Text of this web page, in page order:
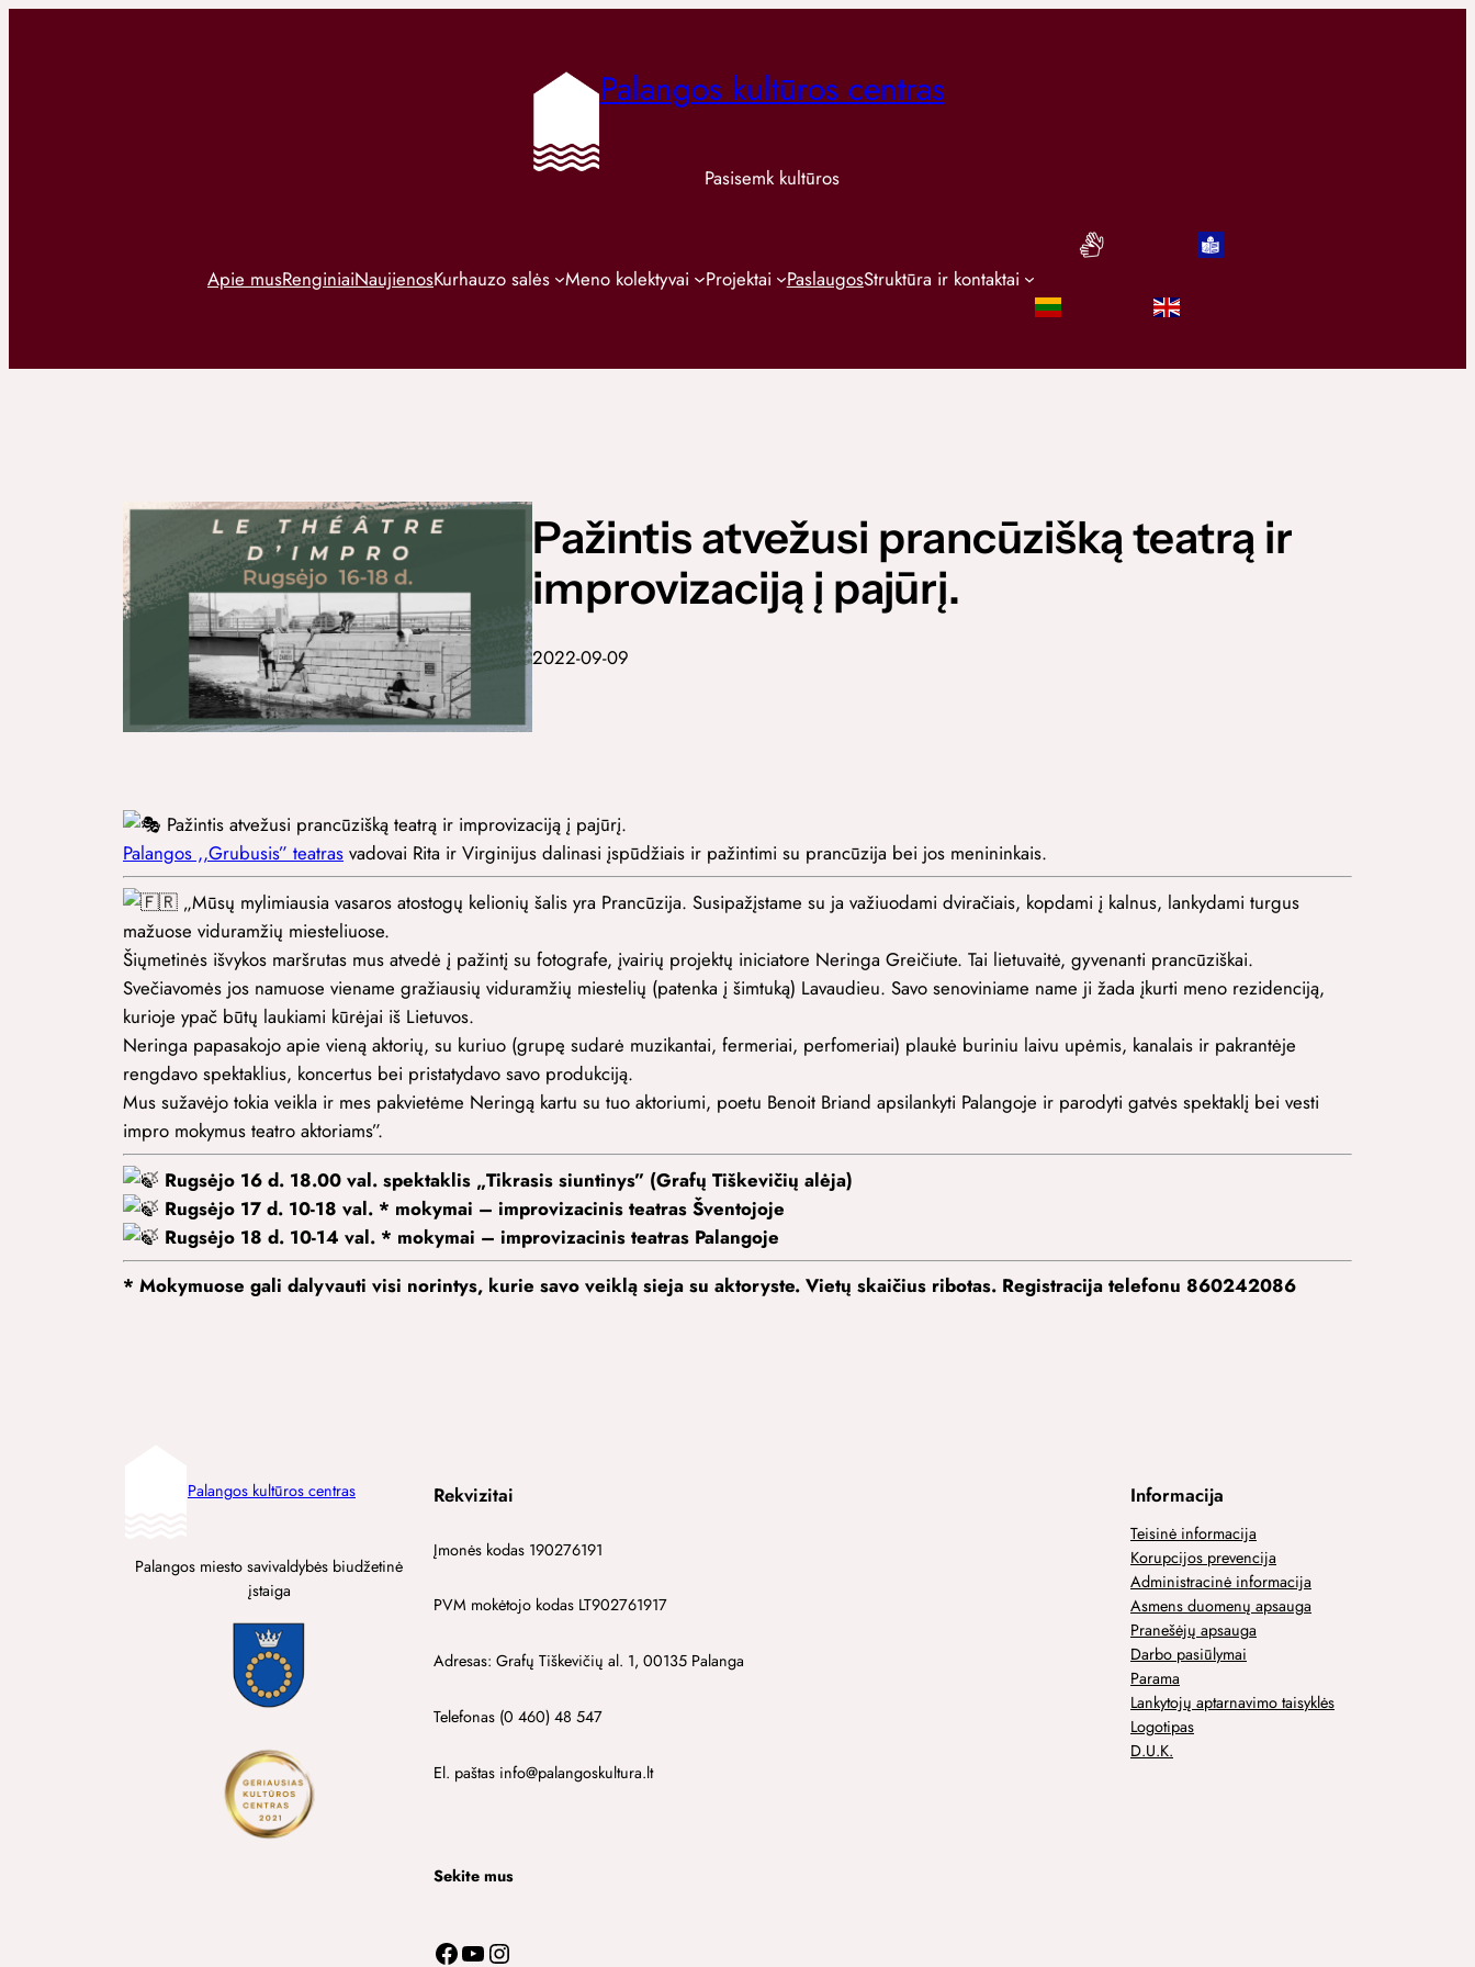
Palangos kultūros centras
Pasisemk kultūros
Apie musRenginiaiNaujienosKurhauzo salės Meno kolektyvai Projektai PaslaugosStruktūra ir kontaktai
Pažintis atvežusi prancūzišką teatrą ir
improvizaciją į pajūrį.
2022-09-09
Pažintis atvežusi prancūzišką teatrą ir improvizaciją į pajūrį.
Palangos ,,Grubusis” teatras vadovai Rita ir Virginijus dalinasi įspūdžiais ir pažintimi su prancūzija bei jos menininkais.
„Mūsų mylimiausia vasaros atostogų kelionių šalis yra Prancūzija. Susipažįstame su ja važiuodami dviračiais, kopdami į kalnus, lankydami turgus
mažuose viduramžių miesteliuose.
Šiųmetinės išvykos maršrutas mus atvedė į pažintį su fotografe, įvairių projektų iniciatore Neringa Greičiute. Tai lietuvaitė, gyvenanti prancūziškai.
Svečiavomės jos namuose viename gražiausių viduramžių miestelių (patenka į šimtuką) Lavaudieu. Savo senoviniame name ji žada įkurti meno rezidenciją,
kurioje ypač būtų laukiami kūrėjai iš Lietuvos.
Neringa papasakojo apie vieną aktorių, su kuriuo (grupę sudarė muzikantai, fermeriai, perfomeriai) plaukė buriniu laivu upėmis, kanalais ir pakrantėje
rengdavo spektaklius, koncertus bei pristatydavo savo produkciją.
Mus sužavėjo tokia veikla ir mes pakvietėme Neringą kartu su tuo aktoriumi, poetu Benoit Briand apsilankyti Palangoje ir parodyti gatvės spektaklį bei vesti
impro mokymus teatro aktoriams”.
Rugsėjo 16 d. 18.00 val. spektaklis „Tikrasis siuntinys” (Grafų Tiškevičių alėja)
Rugsėjo 17 d. 10-18 val. * mokymai – improvizacinis teatras Šventojoje
Rugsėjo 18 d. 10-14 val. * mokymai – improvizacinis teatras Palangoje
* Mokymuose gali dalyvauti visi norintys, kurie savo veiklą sieja su aktoryste. Vietų skaičius ribotas. Registracija telefonu 860242086
Palangos kultūros centras
Palangos miesto savivaldybės biudžetinė
įstaiga
Rekvizitai
Įmonės kodas 190276191
PVM mokėtojo kodas LT902761917
Adresas: Grafų Tiškevičių al. 1, 00135 Palanga
Telefonas (0 460) 48 547
El. paštas info@palangoskultura.lt
Sekite mus
Facebook YouTube Instagram
Informacija
Teisinė informacija
Korupcijos prevencija
Administracinė informacija
Asmens duomenų apsauga
Pranešėjų apsauga
Darbo pasiūlymai
Parama
Lankytojų aptarnavimo taisyklės
Logotipas
D.U.K.